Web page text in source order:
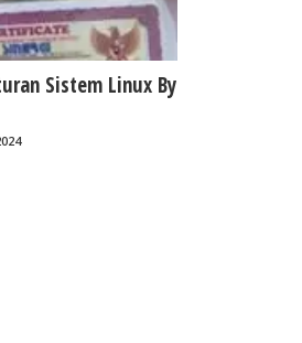
Sistem Linux By